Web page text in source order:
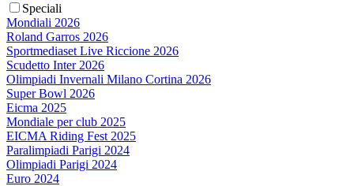
Speciali
Mondiali 2026
Roland Garros 2026
Sportmediaset Live Riccione 2026
Scudetto Inter 2026
Olimpiadi Invernali Milano Cortina 2026
Super Bowl 2026
Eicma 2025
Mondiale per club 2025
EICMA Riding Fest 2025
Paralimpiadi Parigi 2024
Olimpiadi Parigi 2024
Euro 2024